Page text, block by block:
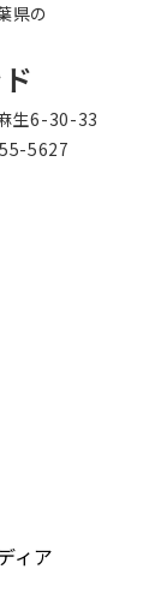
県の
生6-30-33
5627
ィア